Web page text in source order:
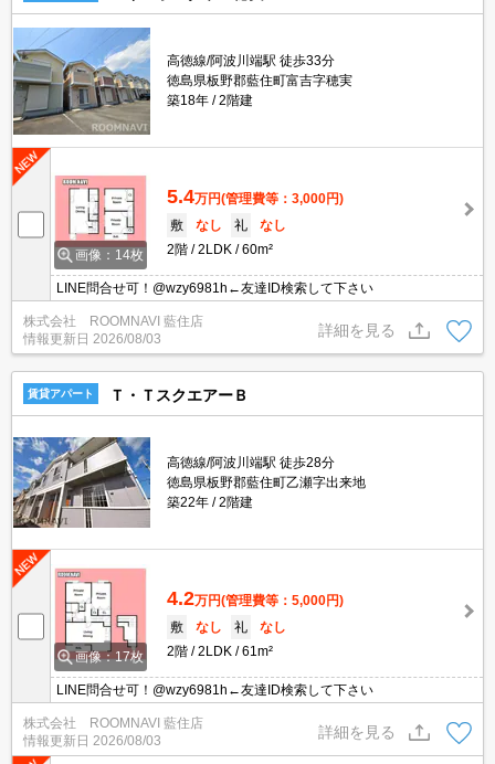
高徳線/阿波川端駅 徒歩33分
徳島県板野郡藍住町富吉字穂実
築18年
2階建
画像：14枚
5.4万円(管理費等：3,000円)
敷
なし 礼
なし
2階
2LDK 60m²
LINE問合せ可！@wzy6981h←友達ID検索して下さい
株式会社 ROOMNAVI 藍住店
情報更新日 2026/08/03
詳細を見る
賃貸アパート Ｔ・ＴスクエアーＢ
高徳線/阿波川端駅 徒歩28分
徳島県板野郡藍住町乙瀬字出来地
築22年
2階建
画像：17枚
4.2万円(管理費等：5,000円)
敷
なし 礼
なし
2階
2LDK 61m²
LINE問合せ可！@wzy6981h←友達ID検索して下さい
株式会社 ROOMNAVI 藍住店
情報更新日 2026/08/03
詳細を見る